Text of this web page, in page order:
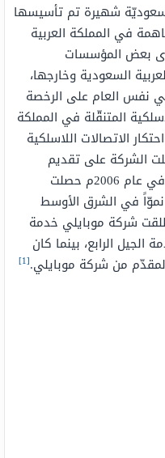
شهيرة تم تأسيسها
مساهمة في المملكة العربية
بعض المؤسسات
السعودية وخارجها،
نفس العام على الرخصة
المتنقّلة في المملكة
الاتصالات اللاسلكية
الشركة على تقديم
خدماتها في جميع أنحاء المملكة، وفي عام 2006م حصلت
في الشرق الأوسط
شركة موبايلي خدمة
قدّمت خدمة الجيل الرابع، بينما كان
[1]